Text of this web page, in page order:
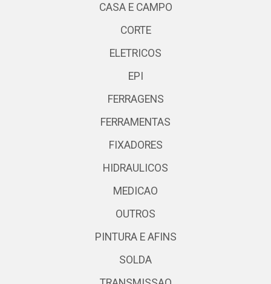
CASA E CAMPO
CORTE
ELETRICOS
EPI
FERRAGENS
FERRAMENTAS
FIXADORES
HIDRAULICOS
MEDICAO
OUTROS
PINTURA E AFINS
SOLDA